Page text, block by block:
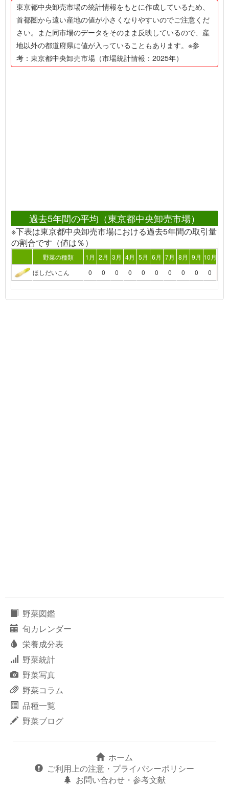
東京都中央卸売市場の統計情報をもとに作成しているため、
首都圏から遠い産地の値が小さくなりやすいのでご注意くだ
さい。また同市場のデータをそのまま反映しているので、産
地以外の都道府県に値が入っていることもあります。※参
考：東京都中央卸売市場（市場統計情報：2025年）
過去5年間の平均（東京都中央卸売市場）
※下表は東京都中央卸売市場における過去5年間の取引量
の割合です（値は％）
野菜の種類 1月 2月 3月 4月 5月 6月 7月 8月 9月 10月
ほしだいこん
0 0 0 0 0 0 0 0 0 0
野菜図鑑
旬カレンダー
栄養成分表
野菜統計
野菜写真
野菜コラム
品種一覧
野菜ブログ
ホーム
ご利用上の注意・プライバシーポリシー
お問い合わせ・参考文献